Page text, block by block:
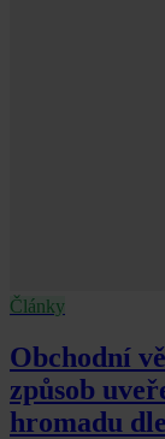
Články
Obchodní
způsob
hromadu